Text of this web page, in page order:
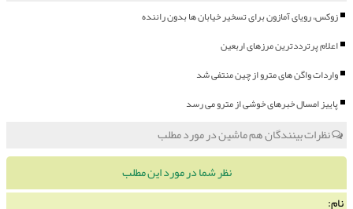
زوکس، رویای آمازون برای تسخیر خیابان ها بدون راننده
اعلام پرترددترین مرزهای اربعین
واردات واگن های مترو از چین منتفی شد
پاییز امسال خبرهای خوشی از مترو می رسد
نظرات بینندگان هم ماشین در مورد مطلب
نظر شما در مورد این مطلب
نام: